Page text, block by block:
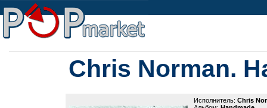
Chris Norman.
Исполнитель: Chris